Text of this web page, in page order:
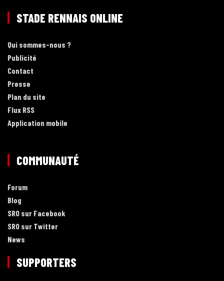
STADE RENNAIS ONLINE
Qui sommes-nous ?
Publicité
Contact
Presse
Plan du site
Flux RSS
Application mobile
COMMUNAUTÉ
Forum
Blog
SRO sur Facebook
SRO sur Twitter
News
SUPPORTERS